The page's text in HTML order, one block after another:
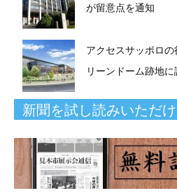
が留意点を通知
アクセスサッポロ
リーンドーム跡地に
新聞を試し読みいただ